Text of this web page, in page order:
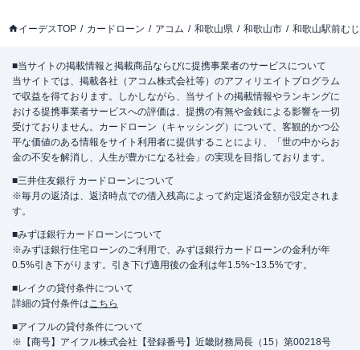
イーデスTOP カードローン アコム 和歌山県 和歌山市 和歌山駅前む
■当サイトの掲載情報と掲載商品ならびに提携事業者のサービスについて
当サイトでは、掲載各社（アコム株式会社等）のアフィリエイトプログラム
で収益を得ております。しかしながら、当サイトの掲載情報やランキングに
おける提携事業者サービスへの評価は、提携の有無や金銭による影響を一切
受けておりません。カードローン（キャッシング）について、客観的かつ公
平な価値のある情報をサイト利用者に提供することにより、「世の中からお
金の不安を解消し、人生が豊かになる社会」の実現を目指しております。
■三井住友銀行 カードローンについて
※毎月の返済は、返済時点での借入残高によって約定返済金額が設定されま
す。
■みずほ銀行カードローンについて
※みずほ銀行住宅ローンのご利用で、みずほ銀行カードローンの金利が年
0.5%引き下がります。引き下げ適用後の金利は年1.5%~13.5%です。
■レイクの貸付条件について
詳細の貸付条件はこちら
■アイフルの貸付条件について
※【商号】アイフル株式会社【登録番号】近畿財務局長（15）第00218号